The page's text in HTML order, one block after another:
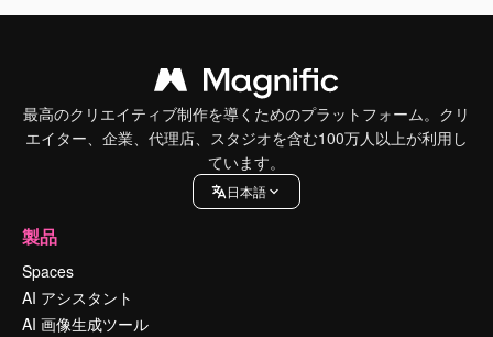
最高のクリエイティブ制作を導くためのプラットフォーム。クリ
エイター、企業、代理店、スタジオを含む100万人以上が利用し
ています。
日本語
製品
Spaces
AI アシスタント
AI 画像生成ツール